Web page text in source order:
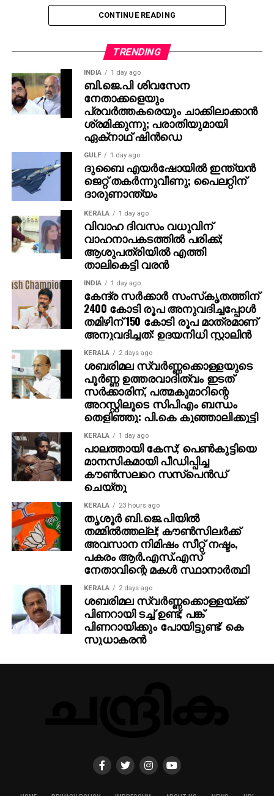
അനുയോജ്യനാണെന്ന് തോന്നിയതിനാല്‍
എക്‌സിക്യൂട്ടീവ് പ്രൊഡ്യൂസര്‍ വിവേക് ദാമോദരന്‍
തങ്ങള്‍ക്ക് മനസ്സിലുണ്ടായിരുന്നതുപോലെ തന്നെയാണ്
പൃഥ്വിരാജും ആ വേഷം മമ്മൂക്ക ചെയ്യണം എന്ന്
നിര്‍ദേശിച്ചതെന്നും അദ്ദേഹം വെളിപ്പെടുത്തി. ജിതിന്‍
കെ. ജോസ് പറഞ്ഞു പോലെ, വിനായകന്‍ അവതരിപ്പിച്ച
വേഷം തന്നെയാണ് ആദ്യം പൃഥ്വിരാജിന്
പരിഗണിച്ചത്. മമ്മൂട്ടി കമ്പനി നിര്‍മിച്ച ‘കളങ്കാവല്‍’
നവംബര്‍ 27ന് തീയേറ്ററുകളില്‍ റിലീസ് ചെയ്യും.
CONTINUE READING
TRENDING
INDIA 1 day ago
ബി.ജെ.പി ശിവസേന
നേതാക്കളെയും
പ്രവര്‍ത്തകരെയും ചാക്കിലാക്കാന്‍
ശ്രമിക്കുന്നു; പരാതിയുമായി
ഏക്‌നാഥ് ഷിന്‍ഡെ
GULF 1 day ago
ദുബൈ എയര്‍ഷോയില്‍ ഇന്ത്യന്‍
ജെറ്റ് തകര്‍ന്നുവീണു; പൈലറ്റിന്
ദാരുണാന്ത്യം
KERALA 1 day ago
വിവാഹ ദിവസം വധുവിന്
വാഹനാപകടത്തില്‍ പരിക്ക്;
ആശുപത്രിയില്‍ എത്തി
താലികെട്ടി വരന്‍
INDIA 1 day ago
കേന്ദ്ര സര്‍ക്കാര്‍ സംസ്‌കൃതത്തിന്
2400 കോടി രൂപ അനുവദിച്ചപ്പോള്‍
തമിഴിന് 150 കോടി രൂപ മാത്രമാണ്
അനുവദിച്ചത്: ഉദയനിധി സ്റ്റാലിന്‍
KERALA 2 days ago
ശബരിമല സ്വര്‍ണ്ണക്കൊള്ളയുടെ
പൂര്‍ണ്ണ ഉത്തരവാദിത്വം ഇടത്
സര്‍ക്കാരിന്, പത്മകുമാറിന്റെ
അറസ്റ്റിലൂടെ സിപിഎം ബന്ധം
തെളിഞ്ഞു: പി.കെ കുഞ്ഞാലിക്കുട്ടി
KERALA 1 day ago
പാലത്തായി കേസ്; പെൺകുട്ടിയെ
മാനസികമായി പീഡിപ്പിച്ച
കൗൺസലറെ സസ്പെൻഡ്
ചെയ്തു
KERALA 23 hours ago
തൃശൂര്‍ ബി.ജെ.പിയില്‍
തമ്മില്‍ത്തല്ല്; കൗണ്‍സിലര്‍ക്ക്
അവസാന നിമിഷം സീറ്റ് നഷ്ടം,
പകരം ആര്‍.എസ്.എസ്
നേതാവിന്റെ മകള്‍ സ്ഥാനാര്‍ത്ഥി
KERALA 2 days ago
ശബരിമല സ്വര്‍ണ്ണക്കൊള്ളയ്ക്ക്
പിണറായി ടച്ച് ഉണ്ട്; പങ്ക്
പിണറായിക്കും പോയിട്ടുണ്ട്: കെ
സുധാകരന്‍